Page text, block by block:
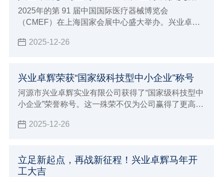
2025年的第 91 届中国国际医疗器械博览会
（CMEF）在上海国家会展中心盛大举办。兴业卓辉
系列、手术耗材系列、医疗防护系列、消毒液系列等
2025-12-26
兴业卓辉荣获“国家级科技型中小企业”称号
河源市兴业卓辉实业有限公司获得了“国家级科技型中
小企业”荣誉称号。这一殊荣不仅为公司赢得了更高的
支持、技术合作等方面开辟了更为广阔的发展空间。
2025-12-26
立足新起点，再战新征程！兴业卓辉马年开
工大吉